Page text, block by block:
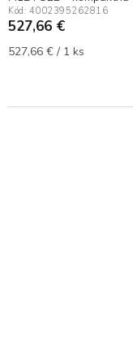
Kód: 4002395262816
527,66 €
Jednotková
527,66 € / 1 ks